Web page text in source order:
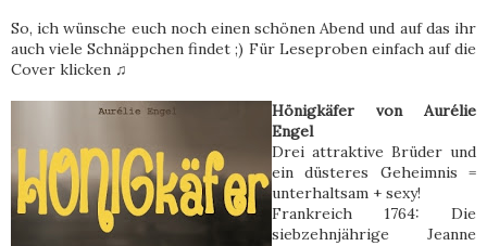
So, ich wünsche euch noch einen schönen Abend und auf das ihr
auch viele Schnäppchen findet ;) Für Leseproben einfach auf die
Cover klicken ♫
Hönigkäfer von Aurélie
Engel
Drei attraktive Brüder und
ein düsteres Geheimnis =
unterhaltsam + sexy!
Frankreich 1764: Die
siebzehnjährige Jeanne